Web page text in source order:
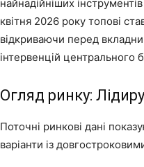
найнадійніших
квітня 2026 року топові
відкриваючи перед
інтервенцій центрального
Огляд ринку:
Поточні ринкові дані
варіанти із